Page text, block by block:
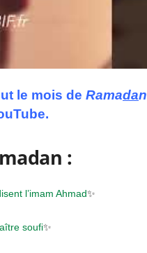
le mois de Ramadan
:
l’imam Ahmad✨
soufi✨